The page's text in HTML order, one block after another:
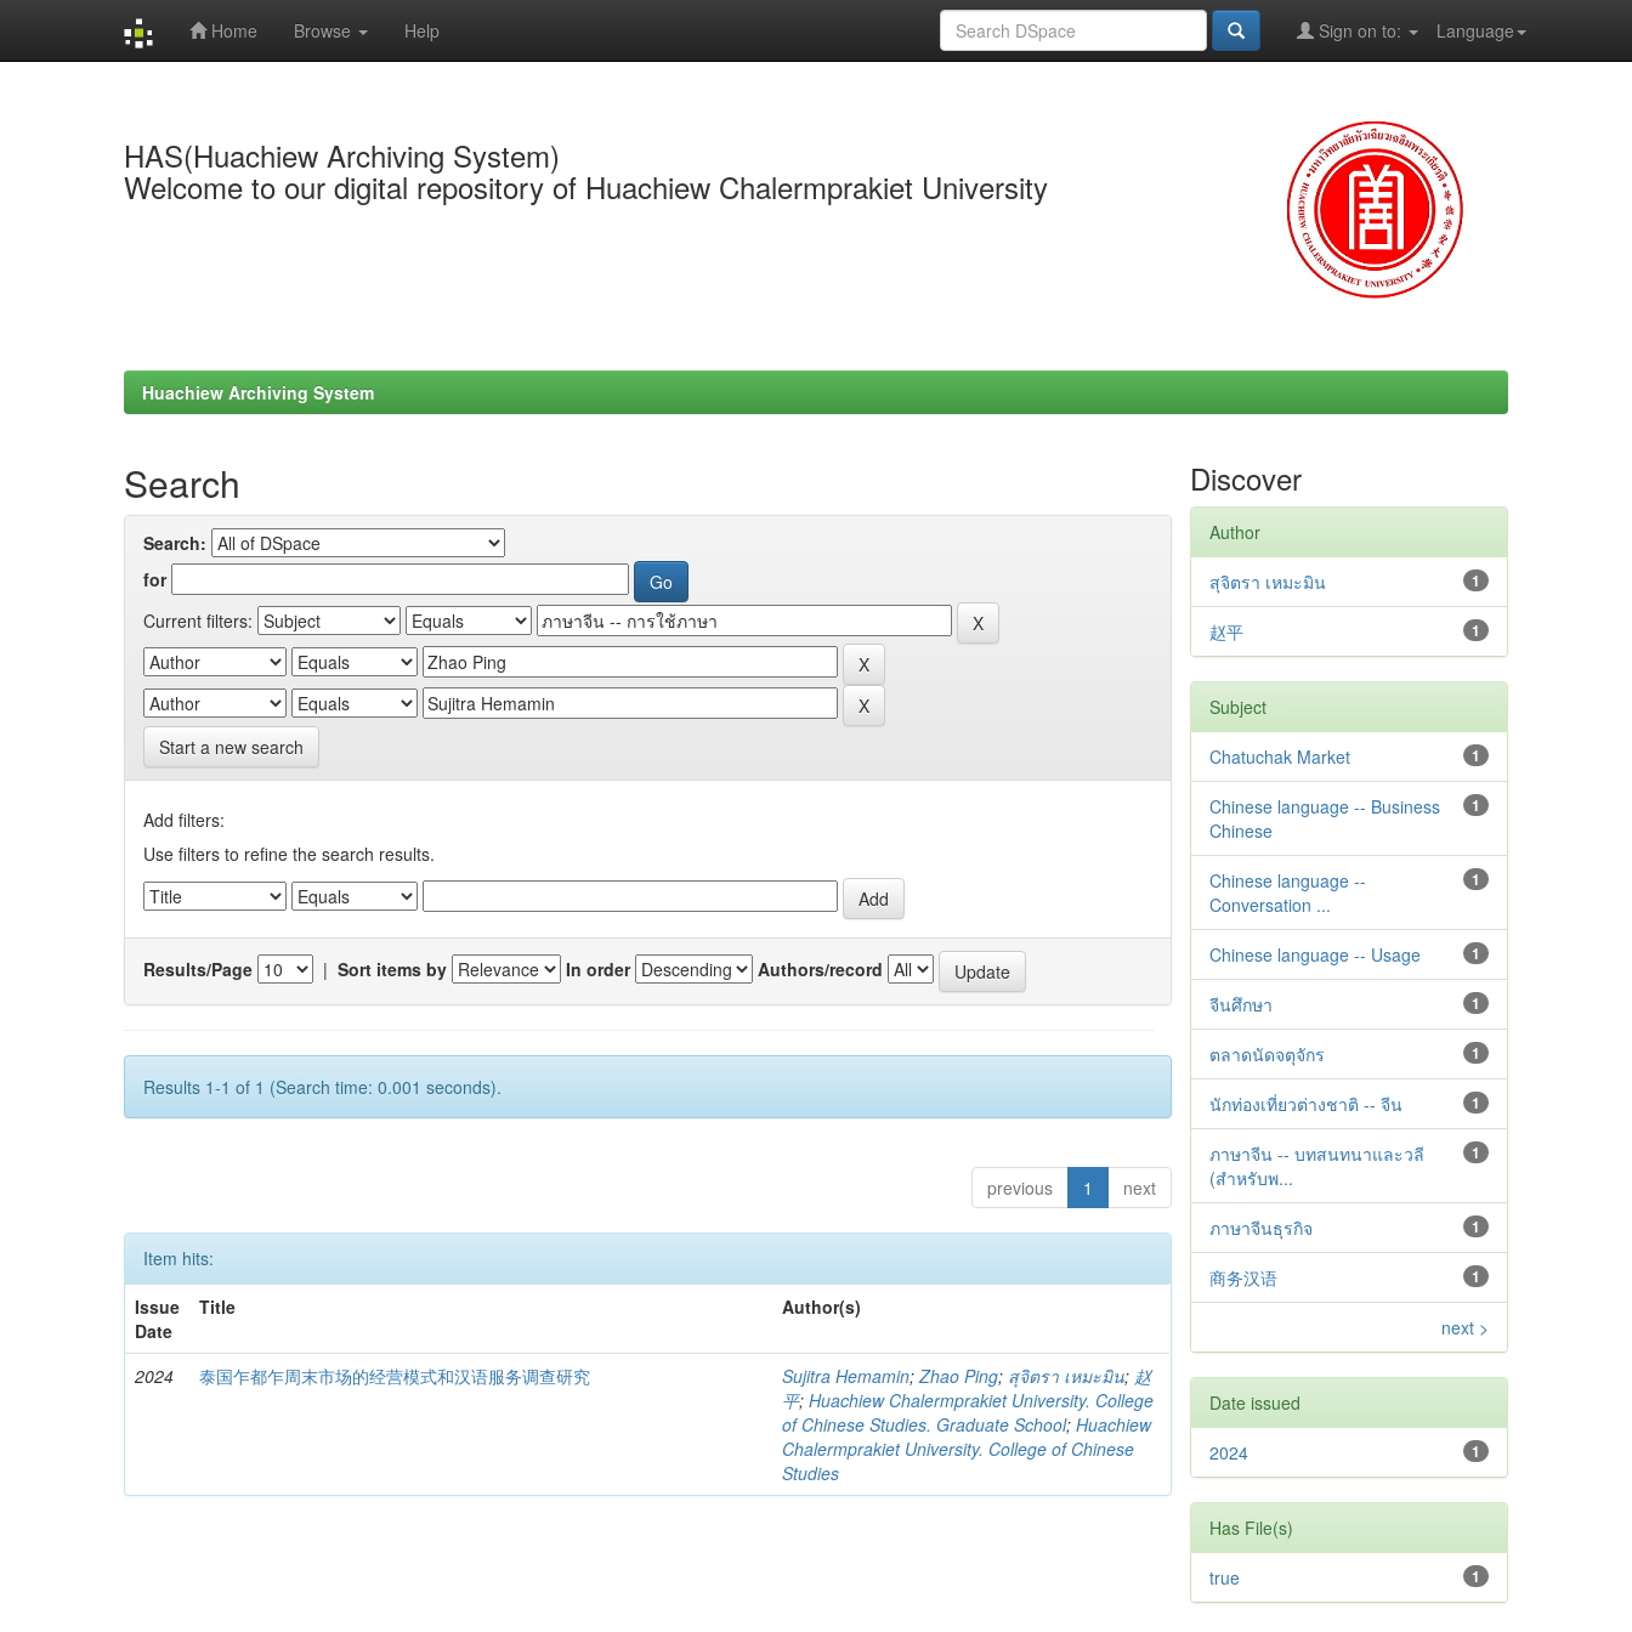
Home Browse Help Language
Sign on to:
HAS(Huachiew Archiving System)
Welcome to our digital repository of Huachiew Chalermprakiet University
Huachiew Archiving System
Search
Search:
for
Current filters:
Start a new search
Add filters:
Use filters to refine the search results.
Results/Page | Sort items by In order Authors/record
Results 1-1 of 1 (Search time: 0.001 seconds).
previous 1 next
Item hits:
Issue
Date
Title Author(s)
2024 泰国乍都乍周末市场的经营模式和汉语服务调查研究 Sujitra Hemamin;Zhao Ping; สุจิตรา เหมะมิน; 赵
平;Huachiew Chalermprakiet University. College
of Chinese Studies. Graduate School;Huachiew
Chalermprakiet University. College of Chinese
Studies
Discover
Author
1
สุจิตรา เหมะมิน
1
赵平
Subject
1
Chatuchak Market
1
Chinese language -- Business
Chinese
1
Chinese language --
Conversation ...
1
Chinese language -- Usage
1
จีนศึกษา
1
ตลาดนัดจตุจักร
1
นักท่องเที่ยวต่างชาติ -- จีน
1
ภาษาจีน -- บทสนทนาและวลี
(สำหรับพ...
1
ภาษาจีนธุรกิจ
1
商务汉语
next >
Date issued
1
2024
Has File(s)
1
true